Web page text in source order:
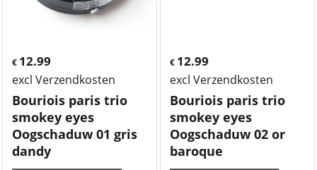
€ 12.99
excl Verzendkosten
Bouriois paris trio
smokey eyes
Oogschaduw 01 gris
dandy
€ 12.99
excl Verzendkosten
Bouriois paris trio
smokey eyes
Oogschaduw 02 or
baroque